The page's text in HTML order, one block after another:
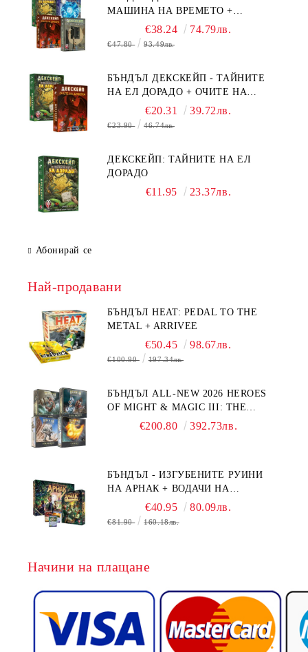
МАШИНА НА ВРЕМЕТО +
БЯГСТВО ОТ АЛКАТРАЗ +
ТАЙНИТЕ НА ЕЛ ДОРАДО +
€38.24 74.79лв.
€47.80 93.49лв.
БЪНДЪЛ ДЕКСКЕЙП - ТАЙНИТЕ
НА ЕЛ ДОРАДО + ОЧИТЕ НА
ДРАКОНА€20.31 39.72лв.
€23.90 46.74лв.
ДЕКСКЕЙП: ТАЙНИТЕ НА ЕЛ
ДОРАДО
€11.95 23.37лв.
Абонирай се
Най-продавани
БЪНДЪЛ HEAT: PEDAL TO THE
METAL + ARRIVEE
€50.45 98.67лв.
€100.90 197.34лв.
БЪНДЪЛ ALL-NEW 2026 HEROES
OF MIGHT & MAGIC III: THE
BOARD GAME EXPANSIONS -
€200.80 392.73лв.
БЪНДЪЛ - ИЗГУБЕНИТЕ РУИНИ
НА АРНАК + ВОДАЧИ НА
ЕКСПЕДИЦИИ + ПРОМО КАРТИ
БЕЗПЛАТНО
€40.95 80.09лв.
€81.90 160.18лв.
Начини на плащане